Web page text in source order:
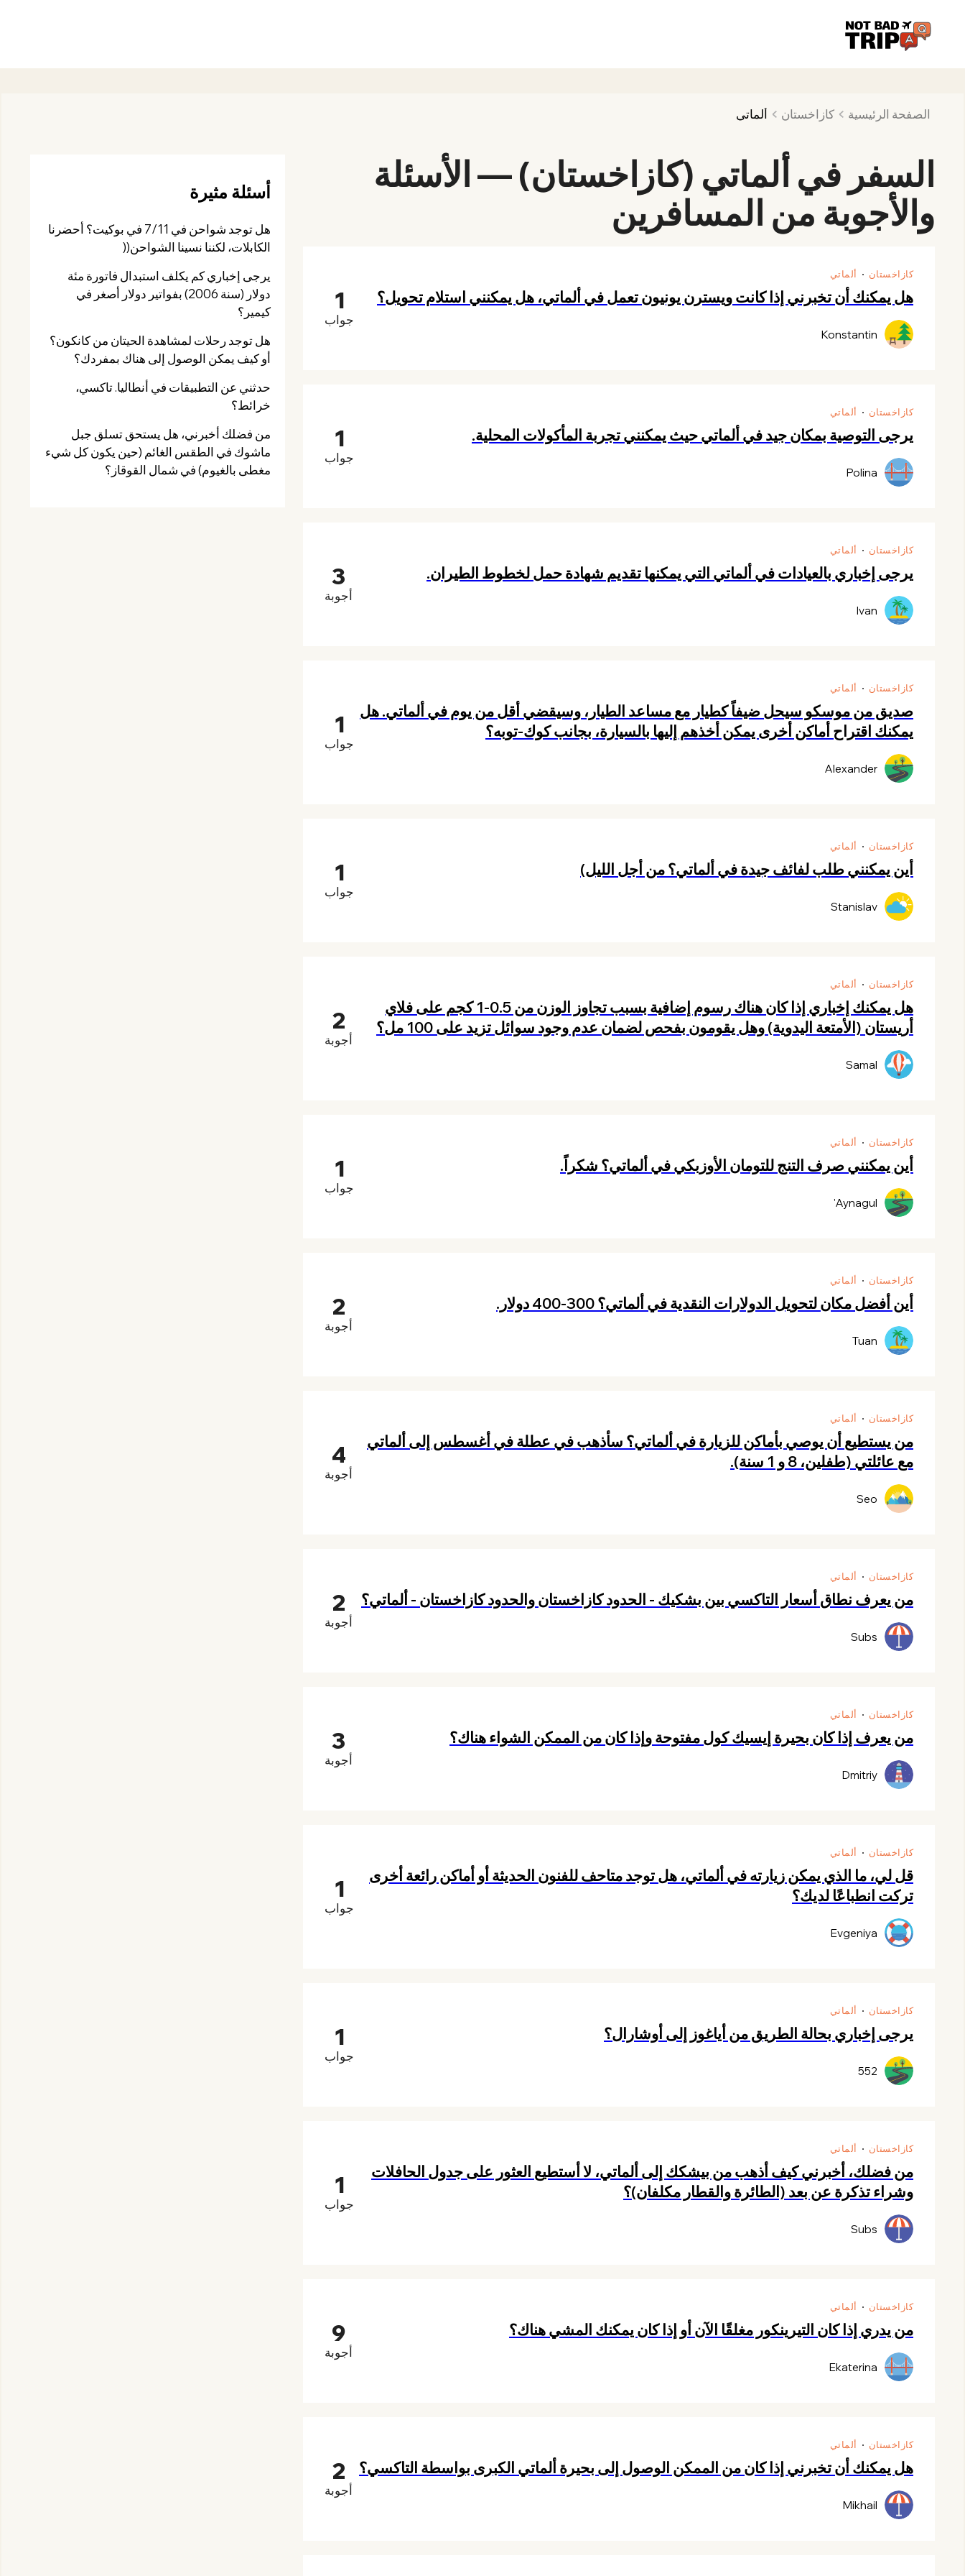
الصفحة الرئيسية كازاخستان ألماتي
السفر في ألماتي (كازاخستان) — الأسئلة
والأجوبة من المسافرين
كازاخستان ألماتي
هل يمكنك أن تخبرني إذا كانت ويسترن يونيون تعمل في ألماتي، هل يمكنني استلام تحويل؟
Konstantin
1
جواب
كازاخستان ألماتي
يرجى التوصية بمكان جيد في ألماتي حيث يمكنني تجربة المأكولات المحلية.
Polina
1
جواب
كازاخستان ألماتي
يرجى إخباري بالعيادات في ألماتي التي يمكنها تقديم شهادة حمل لخطوط الطيران.
Ivan
3
أجوبة
كازاخستان ألماتي
صديق من موسكو سيحل ضيفاً كطيار مع مساعد الطيار، وسيقضي أقل من يوم في ألماتي. هل
يمكنك اقتراح أماكن أخرى يمكن أخذهم إليها بالسيارة، بجانب كوك-توبه؟
Alexander
1
جواب
كازاخستان ألماتي
أين يمكنني طلب لفائف جيدة في ألماتي؟ من أجل الليل)
Stanislav
1
جواب
كازاخستان ألماتي
هل يمكنك إخباري إذا كان هناك رسوم إضافية بسبب تجاوز الوزن من 0.5-1 كجم على فلاي
أريستان (الأمتعة اليدوية) وهل يقومون بفحص لضمان عدم وجود سوائل تزيد على 100 مل؟
Samal
2
أجوبة
كازاخستان ألماتي
أين يمكنني صرف التنج للتومان الأوزبكي في ألماتي؟ شكراً.
Aynagul'
1
جواب
كازاخستان ألماتي
أين أفضل مكان لتحويل الدولارات النقدية في ألماتي؟ 300-400 دولار.
Tuan
2
أجوبة
كازاخستان ألماتي
من يستطيع أن يوصي بأماكن للزيارة في ألماتي؟ سأذهب في عطلة في أغسطس إلى ألماتي
مع عائلتي (طفلين، 8 و 1 سنة).
Seo
4
أجوبة
كازاخستان ألماتي
من يعرف نطاق أسعار التاكسي بين بشكيك - الحدود كازاخستان والحدود كازاخستان - ألماتي؟
Subs
2
أجوبة
كازاخستان ألماتي
من يعرف إذا كان بحيرة إيسيك كول مفتوحة وإذا كان من الممكن الشواء هناك؟
Dmitriy
3
أجوبة
كازاخستان ألماتي
قل لي، ما الذي يمكن زيارته في ألماتي، هل توجد متاحف للفنون الحديثة أو أماكن رائعة أخرى
تركت انطباعًا لديك؟
Evgeniya
1
جواب
كازاخستان ألماتي
يرجى إخباري بحالة الطريق من أياغوز إلى أوشارال؟
552
1
جواب
كازاخستان ألماتي
من فضلك، أخبرني كيف أذهب من بيشكك إلى ألماتي، لا أستطيع العثور على جدول الحافلات
وشراء تذكرة عن بعد (الطائرة والقطار مكلفان)؟
Subs
1
جواب
كازاخستان ألماتي
من يدري إذا كان التيرينكور مغلقًا الآن أو إذا كان يمكنك المشي هناك؟
Ekaterina
9
أجوبة
كازاخستان ألماتي
هل يمكنك أن تخبرني إذا كان من الممكن الوصول إلى بحيرة ألماتي الكبرى بواسطة التاكسي؟
Mikhail
2
أجوبة
أسئلة مثيرة
هل توجد شواحن في 7/11 في بوكيت؟ أحضرنا
الكابلات، لكننا نسينا الشواحن((
يرجى إخباري كم يكلف استبدال فاتورة مئة
دولار (سنة 2006) بفواتير دولار أصغر في
كيمير؟
هل توجد رحلات لمشاهدة الحيتان من كانكون؟
أو كيف يمكن الوصول إلى هناك بمفردك؟
حدثني عن التطبيقات في أنطاليا. تاكسي،
خرائط؟
من فضلك أخبرني، هل يستحق تسلق جبل
ماشوك في الطقس الغائم (حين يكون كل شيء
مغطى بالغيوم) في شمال القوقاز؟